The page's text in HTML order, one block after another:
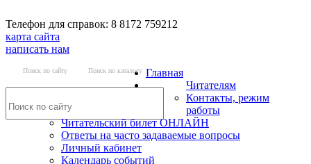
Телефон для справок: 8 8172 759212
карта сайта
написать нам
Поиск по сайту Поиск по каталогу Главная
Читателям
Контакты, режим
работы
Читательский билет ОНЛАЙН
Ответы на часто задаваемые вопросы
Личный кабинет
Календарь событий